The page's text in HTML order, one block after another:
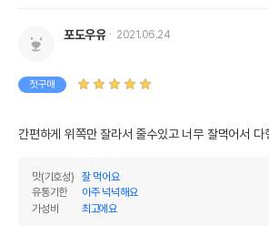
포도우유 2021.06.24
첫구매
간편하게 위쪽만 잘라서 줄수있고 너무 잘먹어서 다
맛(기호성)
잘 먹어요
유통기한
아주 넉넉해요
가성비
최고에요